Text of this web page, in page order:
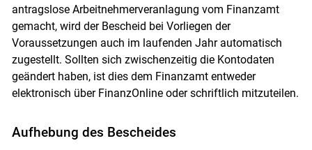
antragslose Arbeitnehmerveranlagung vom Finanzamt
gemacht, wird der Bescheid bei Vorliegen der
Voraussetzungen auch im laufenden Jahr automatisch
zugestellt. Sollten sich zwischenzeitig die Kontodaten
geändert haben, ist dies dem Finanzamt entweder
elektronisch über FinanzOnline oder schriftlich mitzuteilen.
Aufhebung des Bescheides